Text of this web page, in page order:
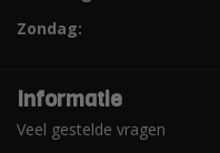
Zondag:
Informatie
Veel gestelde vragen